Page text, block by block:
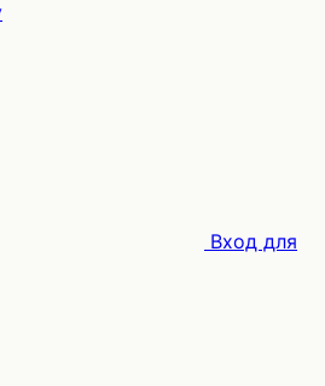
Вход для